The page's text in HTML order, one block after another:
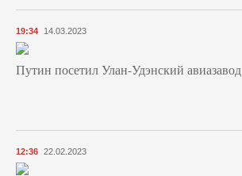
19:34 14.03.2023
Путин посетил Улан-Удэнский авиазавод
12:36 22.02.2023